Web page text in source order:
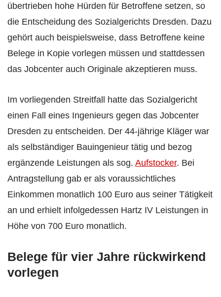
übertrieben hohe Hürden für Betroffene setzen, so
die Entscheidung des Sozialgerichts Dresden. Dazu
gehört auch beispielsweise, dass Betroffene keine
Belege in Kopie vorlegen müssen und stattdessen
das Jobcenter auch Originale akzeptieren muss.
Im vorliegenden Streitfall hatte das Sozialgericht
einen Fall eines Ingenieurs gegen das Jobcenter
Dresden zu entscheiden. Der 44-jährige Kläger war
als selbständiger Bauingenieur tätig und bezog
ergänzende Leistungen als sog. Aufstocker. Bei
Antragstellung gab er als voraussichtliches
Einkommen monatlich 100 Euro aus seiner Tätigkeit
an und erhielt infolgedessen Hartz IV Leistungen in
Höhe von 700 Euro monatlich.
Belege für vier Jahre rückwirkend
vorlegen